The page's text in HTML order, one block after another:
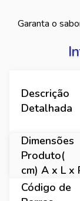
Garanta o
Descrição
Detalhada
Dimensões
Produto(
cm) A x L x
Código de